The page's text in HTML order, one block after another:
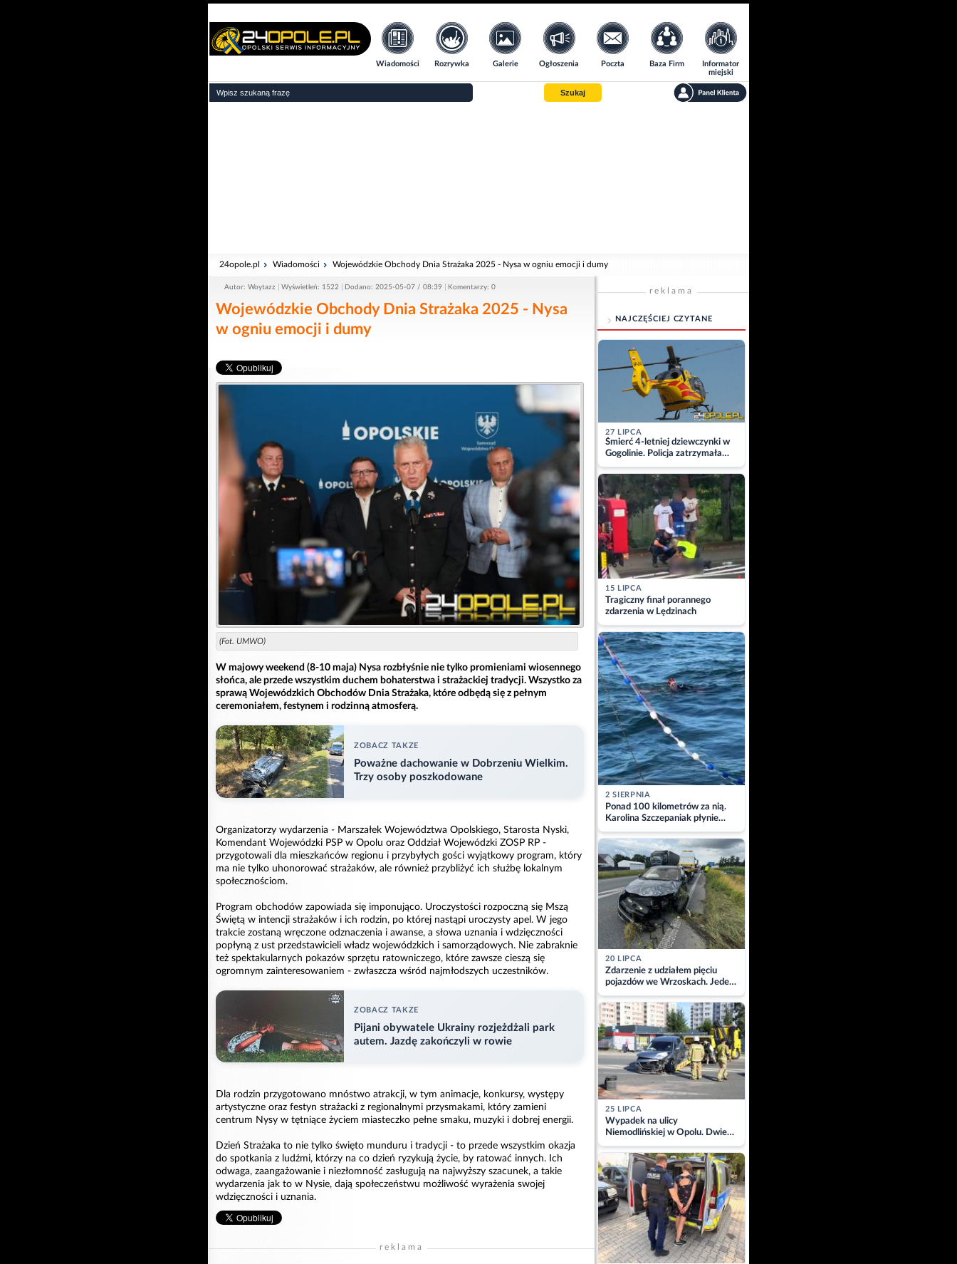
Wiadomości Rozrywka Galerie Ogłoszenia Poczta Baza Firm
Informator
miejski
Szukaj
24opole.pl Wiadomości Wojewódzkie Obchody Dnia Strażaka 2025 - Nysa w ogniu emocji i dumy
Autor: Woytazz Wyświetleń: 1522 Dodano: 2025-05-07 / 08:39 Komentarzy: 0
Wojewódzkie Obchody Dnia Strażaka 2025 - Nysa
w ogniu emocji i dumy
(Fot. UMWO)
W majowy weekend (8-10 maja) Nysa rozbłyśnie nie tylko promieniami wiosennego
słońca, ale przede wszystkim duchem bohaterstwa i strażackiej tradycji. Wszystko za
sprawą Wojewódzkich Obchodów Dnia Strażaka, które odbędą się z pełnym
ceremoniałem, festynem i rodzinną atmosferą.
ZOBACZ TAKZE
Poważne dachowanie w Dobrzeniu Wielkim.
Trzy osoby poszkodowane
Organizatorzy wydarzenia - Marszałek Województwa Opolskiego, Starosta Nyski,
Komendant Wojewódzki PSP w Opolu oraz Oddział Wojewódzki ZOSP RP -
przygotowali dla mieszkańców regionu i przybyłych gości wyjątkowy program, który
ma nie tylko uhonorować strażaków, ale również przybliżyć ich służbę lokalnym
społecznościom.
Program obchodów zapowiada się imponująco. Uroczystości rozpoczną się Mszą
Świętą w intencji strażaków i ich rodzin, po której nastąpi uroczysty apel. W jego
trakcie zostaną wręczone odznaczenia i awanse, a słowa uznania i wdzięczności
popłyną z ust przedstawicieli władz wojewódzkich i samorządowych. Nie zabraknie
też spektakularnych pokazów sprzętu ratowniczego, które zawsze cieszą się
ogromnym zainteresowaniem - zwłaszcza wśród najmłodszych uczestników.
ZOBACZ TAKZE
Pijani obywatele Ukrainy rozjeżdżali park
autem. Jazdę zakończyli w rowie
Dla rodzin przygotowano mnóstwo atrakcji, w tym animacje, konkursy, występy
artystyczne oraz festyn strażacki z regionalnymi przysmakami, który zamieni
centrum Nysy w tętniące życiem miasteczko pełne smaku, muzyki i dobrej energii.
Dzień Strażaka to nie tylko święto munduru i tradycji - to przede wszystkim okazja
do spotkania z ludźmi, którzy na co dzień ryzykują życie, by ratować innych. Ich
odwaga, zaangażowanie i niezłomność zasługują na najwyższy szacunek, a takie
wydarzenia jak to w Nysie, dają społeczeństwu możliwość wyrażenia swojej
wdzięczności i uznania.
reklama
reklama
NAJCZĘŚCIEJ CZYTANE
27 LIPCA
Śmierć 4-letniej dziewczynki w
Gogolinie. Policja zatrzymała
matkę
15 LIPCA
Tragiczny finał porannego
zdarzenia w Lędzinach
2 SIERPNIA
Ponad 100 kilometrów za nią.
Karolina Szczepaniak płynie
przez Bałtyk dla Piotra.
Aktualizacja
20 LIPCA
Zdarzenie z udziałem pięciu
pojazdów we Wrzoskach. Jeden
z kierowców zabrany w
kajdankach
25 LIPCA
Wypadek na ulicy
Niemodlińskiej w Opolu. Dwie
osoby w szpitalu